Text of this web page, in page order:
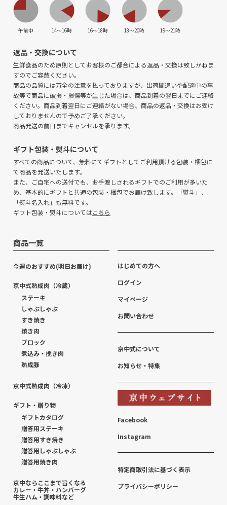
午前中 14〜16時 16〜18時 18〜20時 19〜21時
返品・交換について
生鮮食品のため原則としてお客様のご都合による返品・交換は致しかねま
すのでご容赦ください。
商品の品質には万全の注意を払っておりますが、出荷間違いや配達中の事
故等で商品に破損・損傷等が生じた場合は、商品到着の翌日までにご連絡
ください。商品到着翌日にご連絡がない場合、商品の返品・交換はお受け
しておりませんので予めご了承ください。
商品発送の前日までキャンセルを承ります。
ギフト包装・熨斗について
すべての商品について、無料にてギフトとしてご利用頂ける包装・梱包に
て商品を発送いたします。
また、ご自宅への送付でも、お手渡しされるギフトでのご利用が多いた
め、基本的にギフトと共通の包装・梱包でお届け致します。「熨斗」、
「熨斗名入れ」も無料です。
ギフト包装・熨斗についてはこちら
商品一覧
今週のおすすめ(明日お届け)
京中式熟成肉（冷蔵）
ステーキ
しゃぶしゃぶ
すき焼き
焼き肉
ブロック
煮込み・挽き肉
熟成豚
京中式熟成肉（冷凍）
ギフト・贈り物
ギフトカタログ
贈答用ステーキ
贈答用すき焼き
贈答用しゃぶしゃぶ
贈答用焼き肉
京中ならここまで旨くなる
カレー・牛丼・ハンバーグ
牛生ハム・調味料など
はじめての方へ
ログイン
マイページ
お問い合わせ
京中式について
お知らせ・特集
Facebook
Instagram
特定商取引法に基づく表示
プライバシーポリシー